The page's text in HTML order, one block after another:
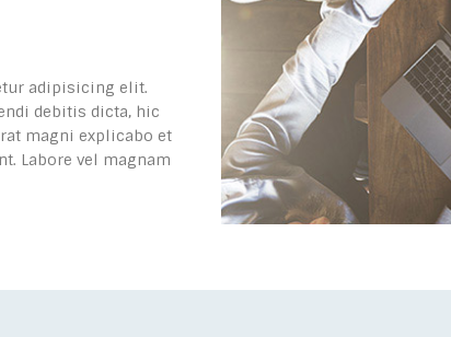
adipisicing elit.
debitis dicta, hic
magni explicabo et
Labore vel magnam